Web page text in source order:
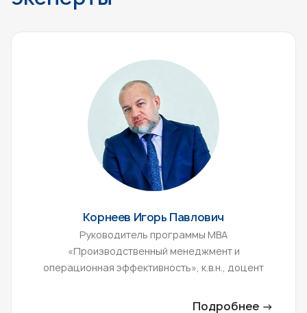
Корнеев Игорь Павлович
Руководитель программы МВА
«Производственный менеджмент и
операционная эффективность», к.в.н., доцент
Подробнее →